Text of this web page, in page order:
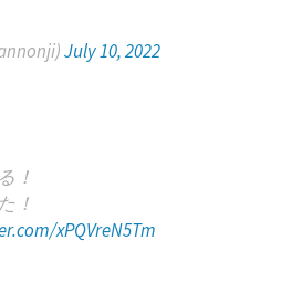
July 10, 2022
！
！
xPQVreN5Tm